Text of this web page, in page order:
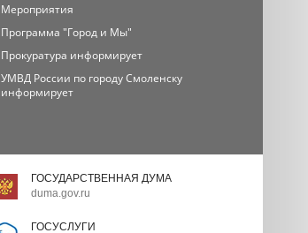
Мероприятия
Программа "Город и Мы"
Прокуратура информирует
УМВД России по городу Смоленску
информирует
ГОСУДАРСТВЕННАЯ ДУМА
duma.gov.ru
ГОСУСЛУГИ